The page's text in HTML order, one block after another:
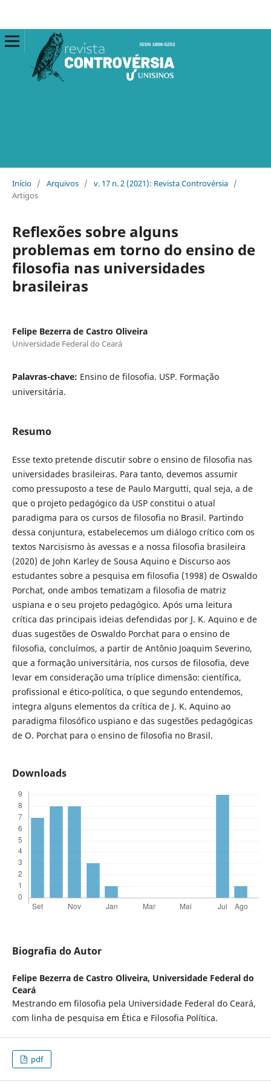
Início / Arquivos / v. 17 n. 2 (2021): Revista Controvérsia /
Artigos
Reflexões sobre alguns
problemas em torno do ensino de
filosofia nas universidades
brasileiras
Felipe Bezerra de Castro Oliveira
Universidade Federal do Ceará
Palavras-chave: Ensino de filosofia. USP. Formação
universitária.
Resumo
Esse texto pretende discutir sobre o ensino de filosofia nas
universidades brasileiras. Para tanto, devemos assumir
como pressuposto a tese de Paulo Margutti, qual seja, a de
que o projeto pedagógico da USP constitui o atual
paradigma para os cursos de filosofia no Brasil. Partindo
dessa conjuntura, estabelecemos um diálogo crítico com os
textos Narcisismo às avessas e a nossa filosofia brasileira
(2020) de John Karley de Sousa Aquino e Discurso aos
estudantes sobre a pesquisa em filosofia (1998) de Oswaldo
Porchat, onde ambos tematizam a filosofia de matriz
uspiana e o seu projeto pedagógico. Após uma leitura
crítica das principais ideias defendidas por J. K. Aquino e de
duas sugestões de Oswaldo Porchat para o ensino de
filosofia, concluímos, a partir de Antônio Joaquim Severino,
que a formação universitária, nos cursos de filosofia, deve
levar em consideração uma tríplice dimensão: científica,
profissional e ético-política, o que segundo entendemos,
integra alguns elementos da crítica de J. K. Aquino ao
paradigma filosófico uspiano e das sugestões pedagógicas
de O. Porchat para o ensino de filosofia no Brasil.
Downloads
Biografia do Autor
Felipe Bezerra de Castro Oliveira, Universidade Federal do
Ceará
Mestrando em filosofia pela Universidade Federal do Ceará,
com linha de pesquisa em Ética e Filosofia Política.
pdf